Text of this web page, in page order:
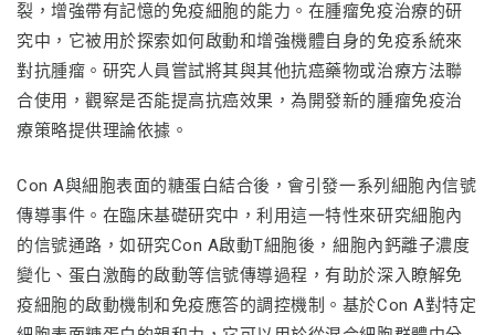
裂，增強帶有記憶的免疫細胞的能力。在腫瘤免疫治療的研
究中，它被用於探索如何啟動和增強機體自身的免疫系統來
對抗腫瘤。研究人員嘗試將其與其他抗癌藥物或治療方法聯
合使用，觀察是否能提高抗癌效果，為開發新的腫瘤免疫治
療策略提供理論依據。
Con A與細胞表面的糖蛋白結合後，會引發一系列細胞內信號
傳導事件。在臨床基礎研究中，利用這一特性來研究細胞內
的信號通路，如研究Con A啟動T細胞後，細胞內鈣離子濃度
變化、蛋白激酶的啟動等信號傳導過程，有助於深入瞭解免
疫細胞的啟動機制和免疫應答的調控機制。基於Con A對特定